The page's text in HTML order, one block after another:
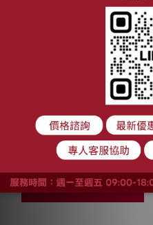
【私訊享優惠】
HITACHI日立 30L 過
熱水蒸氣烘烤微波爐
MRO-W1000YT 雙
重感測 健康調理
NT$29,348
NT$31,900
加入購物車